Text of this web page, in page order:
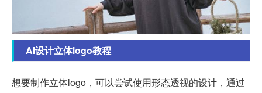
AI设计立体logo教程
想要制作立体logo，可以尝试使用形态透视的设计，通过